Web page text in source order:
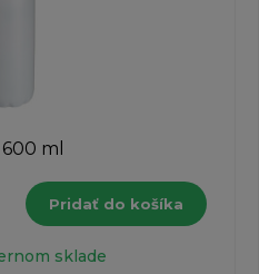
600 ml
Pridať do košíka
sklade